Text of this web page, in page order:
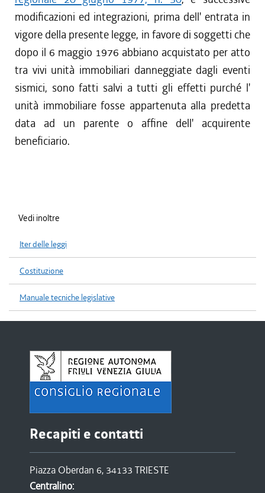
modificazioni ed integrazioni, prima dell' entrata in
vigore della presente legge, in favore di soggetti che
dopo il 6 maggio 1976 abbiano acquistato per atto
tra vivi unità immobiliari danneggiate dagli eventi
sismici, sono fatti salvi a tutti gli effetti purché l'
unità immobiliare fosse appartenuta alla predetta
data ad un parente o affine dell' acquirente
beneficiario.
Vedi inoltre
Iter delle leggi
Costituzione
Manuale tecniche legislative
Recapiti e contatti
Piazza Oberdan 6, 34133 TRIESTE
Centralino: